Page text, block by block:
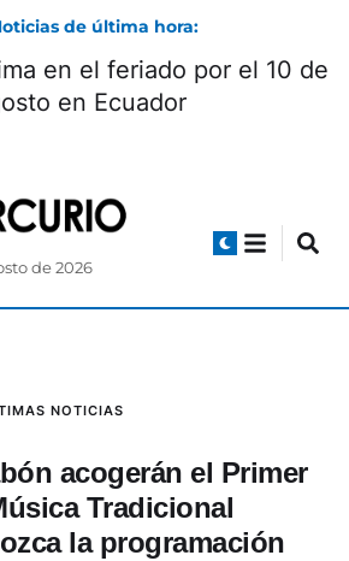
de última hora:
tras accidente en la
de las Américas
de 2026
NOTICIAS
acogerán el Primer
Tradicional
la programación